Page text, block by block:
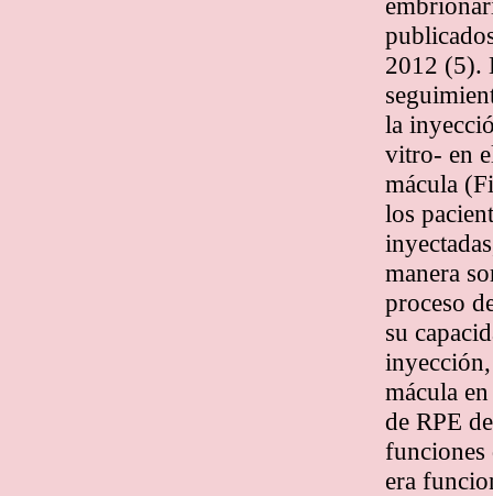
2012 (5).
la
vitro- en
mácula
los
manera
proceso
su
mácula
de RPE
funciones
era